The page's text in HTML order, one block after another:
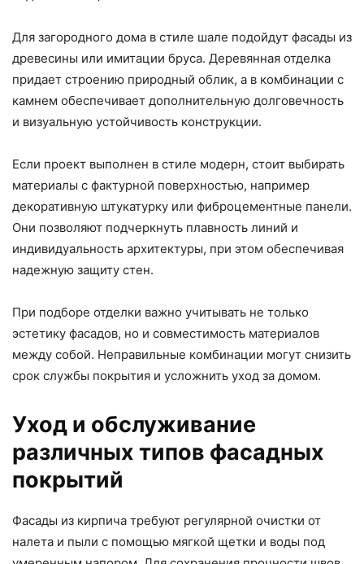
Для загородного дома в стиле шале подойдут фасады из
древесины или имитации бруса. Деревянная отделка
придает строению природный облик, а в комбинации с
камнем обеспечивает дополнительную долговечность
и визуальную устойчивость конструкции.
Если проект выполнен в стиле модерн, стоит выбирать
материалы с фактурной поверхностью, например
декоративную штукатурку или фиброцементные панели.
Они позволяют подчеркнуть плавность линий и
индивидуальность архитектуры, при этом обеспечивая
надежную защиту стен.
При подборе отделки важно учитывать не только
эстетику фасадов, но и совместимость материалов
между собой. Неправильные комбинации могут снизить
срок службы покрытия и усложнить уход за домом.
Уход и обслуживание
различных типов фасадных
покрытий
Фасады из кирпича требуют регулярной очистки от
налета и пыли с помощью мягкой щетки и воды под